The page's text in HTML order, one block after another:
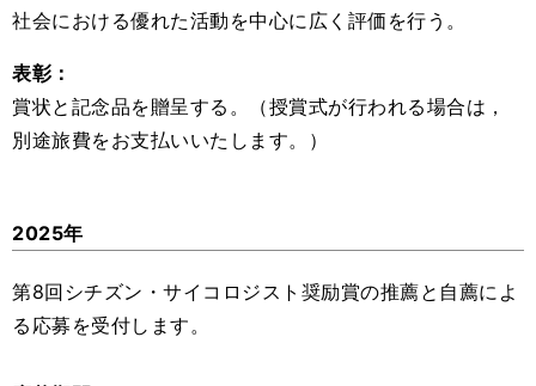
社会における優れた活動を中心に広く評価を行う。
表彰：
賞状と記念品を贈呈する。（授賞式が行われる場合は，
別途旅費をお支払いいたします。）
2025年
第8回シチズン・サイコロジスト奨励賞の推薦と自薦によ
る応募を受付します。